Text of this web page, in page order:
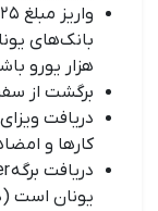
هزار یورو
برگشت از
کارها و
یونان است